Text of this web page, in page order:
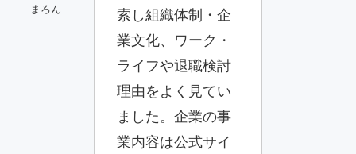
まろん
索し組織体制・企
業文化、ワーク・
ライフや退職検討
理由をよく見てい
ました。企業の事
業内容は公式サイ